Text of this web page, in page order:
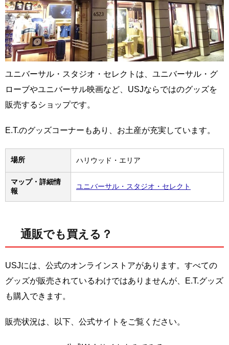
ユニバーサル・スタジオ・セレクトは、ユニバーサル・グ
ローブやユニバーサル映画など、USJならではのグッズを
販売するショップです。
E.T.のグッズコーナーもあり、お土産が充実しています。
場所 ハリウッド・エリア
マップ・詳細情
報
ユニバーサル・スタジオ・セレクト
通販でも買える？
USJには、公式のオンラインストアがあります。すべての
グッズが販売されているわけではありませんが、E.T.グッズ
も購入できます。
販売状況は、以下、公式サイトをご覧ください。